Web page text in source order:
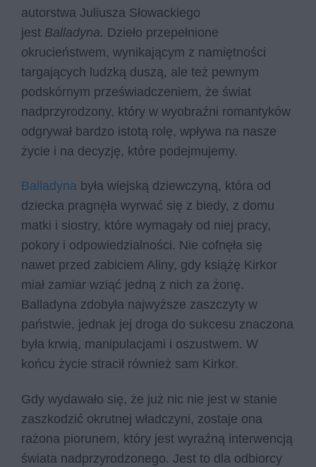
autorstwa Juliusza Słowackiego
jest Balladyna. Dzieło przepełnione
okrucieństwem, wynikającym z namiętności
targających ludzką duszą, ale też pewnym
podskórnym przeświadczeniem, że świat
nadprzyrodzony, który w wyobraźni romantyków
odgrywał bardzo istotą rolę, wpływa na nasze
życie i na decyzję, które podejmujemy.
Balladyna była wiejską dziewczyną, która od
dziecka pragnęła wyrwać się z biedy, z domu
matki i siostry, które wymagały od niej pracy,
pokory i odpowiedzialności. Nie cofnęła się
nawet przed zabiciem Aliny, gdy książę Kirkor
miał zamiar wziąć jedną z nich za żonę.
Balladyna zdobyła najwyższe zaszczyty w
państwie, jednak jej droga do sukcesu znaczona
była krwią, manipulacjami i oszustwem. W
końcu życie stracił również sam Kirkor.
Gdy wydawało się, że już nic nie jest w stanie
zaszkodzić okrutnej władczyni, zostaje ona
rażona piorunem, który jest wyraźną interwencją
świata nadprzyrodzonego. Jest to dla odbiorcy